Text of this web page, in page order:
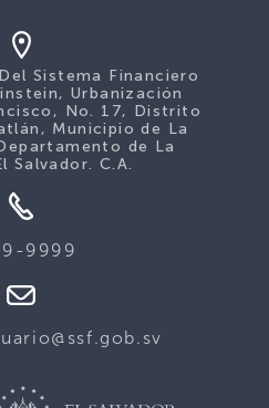
Sistema Financiero
Urbanización
No. 17, Distrito
Municipio de La
de La
Salvador. C.A.
9999